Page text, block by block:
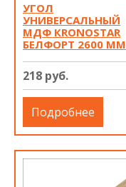
УГОЛ
УНИВЕРСАЛЬНЫЙ
МДФ КRONOSTAR
БЕЛФОРТ 2600 ММ
218 руб.
Подробнее